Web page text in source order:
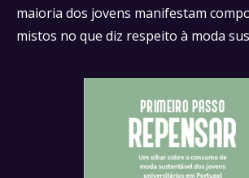
maioria dos jovens manifestam
mistos no que diz respeito à moda